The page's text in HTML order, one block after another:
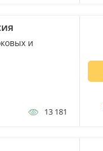
и
13 181